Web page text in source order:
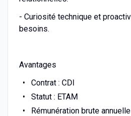
- Curiosité technique et
besoins.
Avantages
Contrat : CDI
Statut : ETAM
Rémunération brute